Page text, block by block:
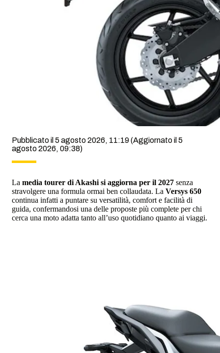
Pubblicato il 5 agosto 2026, 11:19(Aggiornato il 5
agosto 2026, 09:38)
La media tourer di Akashi si aggiorna per il 2027 senza
stravolgere una formula ormai ben collaudata. La Versys 650
continua infatti a puntare su versatilità, comfort e facilità di
guida, confermandosi una delle proposte più complete per chi
cerca una moto adatta tanto all’uso quotidiano quanto ai viaggi.